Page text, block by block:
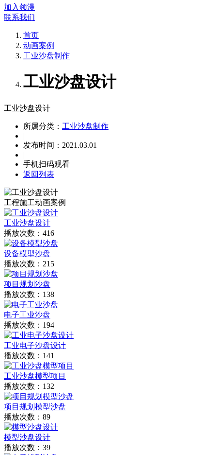
加入领漫
联系我们
首页
动画案例
工业沙盘制作
工业沙盘设计
工业沙盘设计
所属分类： 工业沙盘制作
|
发布时间：2021.03.01
|
手机扫码观看
返回列表
工程施工动画案例
工业沙盘设计
播放次数：416
设备模型沙盘
播放次数：215
项目规划沙盘
播放次数：138
电子工业沙盘
播放次数：194
工业电子沙盘设计
播放次数：141
工业沙盘模型项目
播放次数：132
项目规划模型沙盘
播放次数：89
模型沙盘设计
播放次数：39